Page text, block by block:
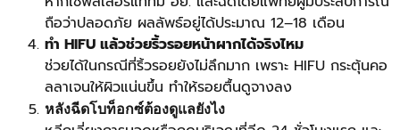
ถือว่าปลอดภัย ผลลัพธ์อยู่ได้ประมาณ 12–18 เดือน
ทำ HIFU แล้วช่วยริ้วรอยหน้าผากได้จริงไหม
ช่วยได้ในกรณีที่ริ้วรอยยังไม่ลึกมาก เพราะ HIFU กระตุ้นคอ
ลลาเจนให้ผิวแน่นขึ้น ทำให้รอยตื้นดูจางลง
หลังฉีดโบท็อกซ์ต้องดูแลยังไง